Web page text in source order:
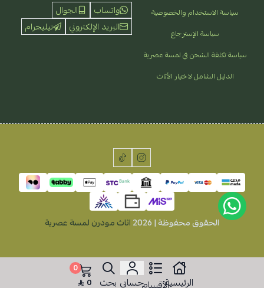
سياسة الاستخدام والخصوصية
سياسة الإسترجاع
سياسة تكلفة الشحن في لمسة عصرية
الدليل الشامل لاختيار الأثاث
واتساب
الجوال
البريد الإلكتروني
تيليجرام
الحقوق محفوظة | 2026 اثاث مودرن لمسة عصرية
الرئيسية حسابي بحث
0
0